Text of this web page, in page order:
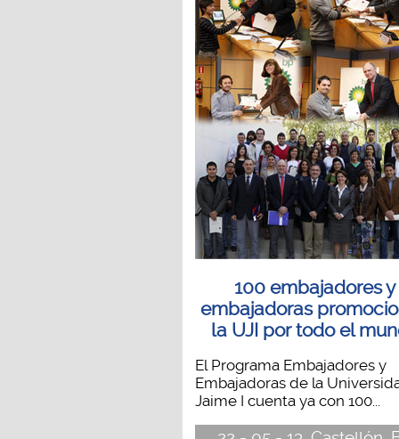
100 embajadores y
embajadoras
la UJI por todo el
El Programa Embajadores y
Embajadoras de la
Jaime I cuenta ya con 100...